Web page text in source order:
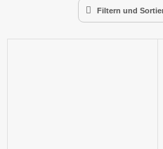
Filtern und